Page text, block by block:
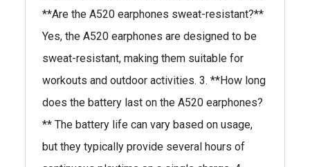
**Are the A520 earphones sweat-resistant?**
Yes, the A520 earphones are designed to be
sweat-resistant, making them suitable for
workouts and outdoor activities. 3. **How long
does the battery last on the A520 earphones?
** The battery life can vary based on usage,
but they typically provide several hours of